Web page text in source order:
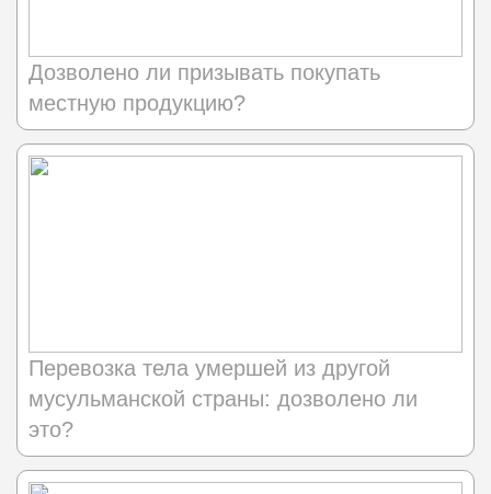
Дозволено ли призывать покупать
местную продукцию?
Перевозка тела умершей из другой
мусульманской страны: дозволено ли
это?